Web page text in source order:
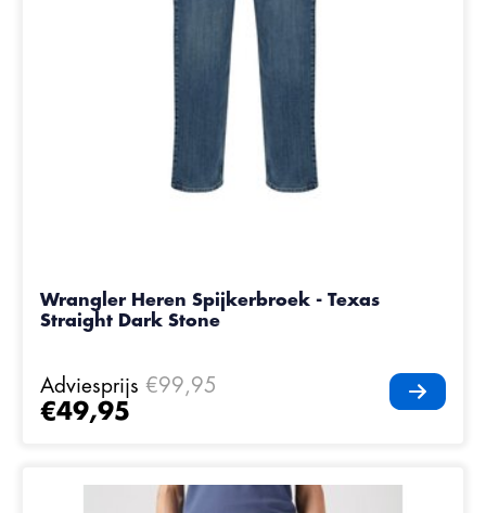
Wrangler Heren Spijkerbroek - Texas
Straight Dark Stone
Adviesprijs €99,95
€49,95